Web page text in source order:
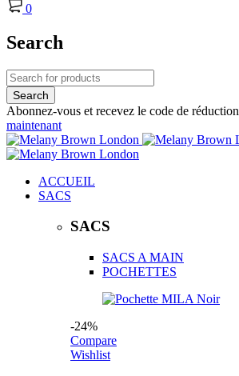
0
Search
Abonnez-vous et recevez le code de réduction
maintenant
ACCUEIL
SACS
SACS
SACS A MAIN
POCHETTES
-24%
Compare
Wishlist